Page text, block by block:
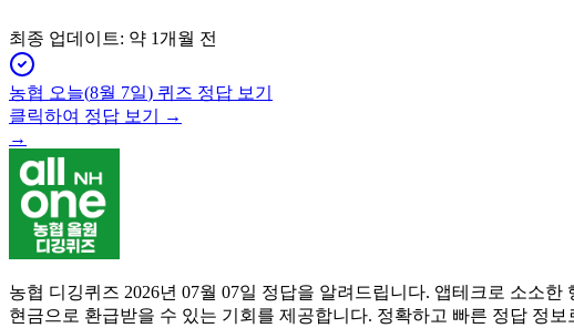
최종 업데이트: 약 1개월 전
농협 오늘(8월 7일) 퀴즈 정답 보기
클릭하여 정답 보기 →
→
농협 디깅퀴즈 2026년 07월 07일 정답을 알려드립니다. 앱테크로 소소
현금으로 환급받을 수 있는 기회를 제공합니다. 정확하고 빠른 정답 정